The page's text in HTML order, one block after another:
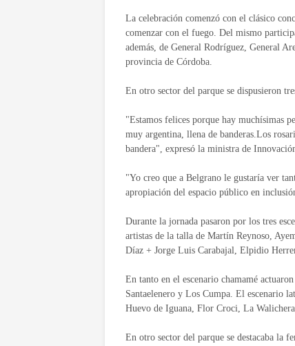
La celebración comenzó con el clásico
comenzar con el fuego. Del mismo
además, de General Rodríguez, General
provincia de Córdoba.
En otro sector del parque se dispusieron
"Estamos felices porque hay muchísimas
muy argentina, llena de banderas.Los
bandera", expresó la ministra de
"Yo creo que a Belgrano le gustaría ver
apropiación del espacio público en
Durante la jornada pasaron por los tres
artistas de la talla de Martín Reynoso,
Díaz + Jorge Luis Carabajal, Elpidio
En tanto en el escenario chamamé
Santaelenero y Los Cumpa. El escenario
Huevo de Iguana, Flor Croci, La
En otro sector del parque se destacaba la